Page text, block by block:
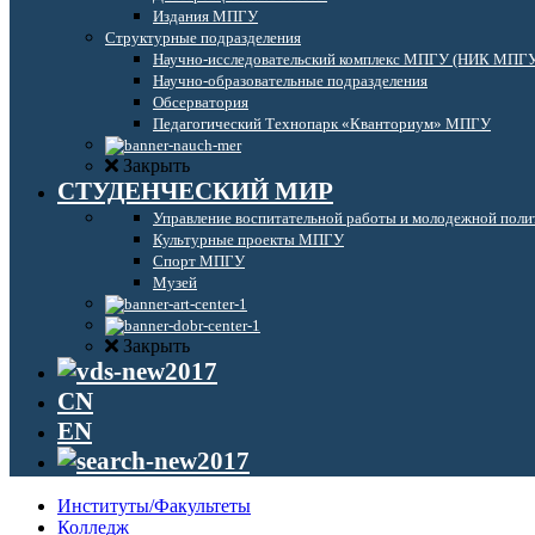
Издания МПГУ
Структурные подразделения
Научно-исследовательский комплекс МПГУ (НИК
Научно-образовательные подразделения
Обсерватория
Педагогический Технопарк «Кванториум» МПГУ
Закрыть
СТУДЕНЧЕСКИЙ МИР
Управление воспитательной работы и молодежной
Культурные проекты МПГУ
Спорт МПГУ
Музей
Закрыть
CN
EN
Институты/Факультеты
Колледж